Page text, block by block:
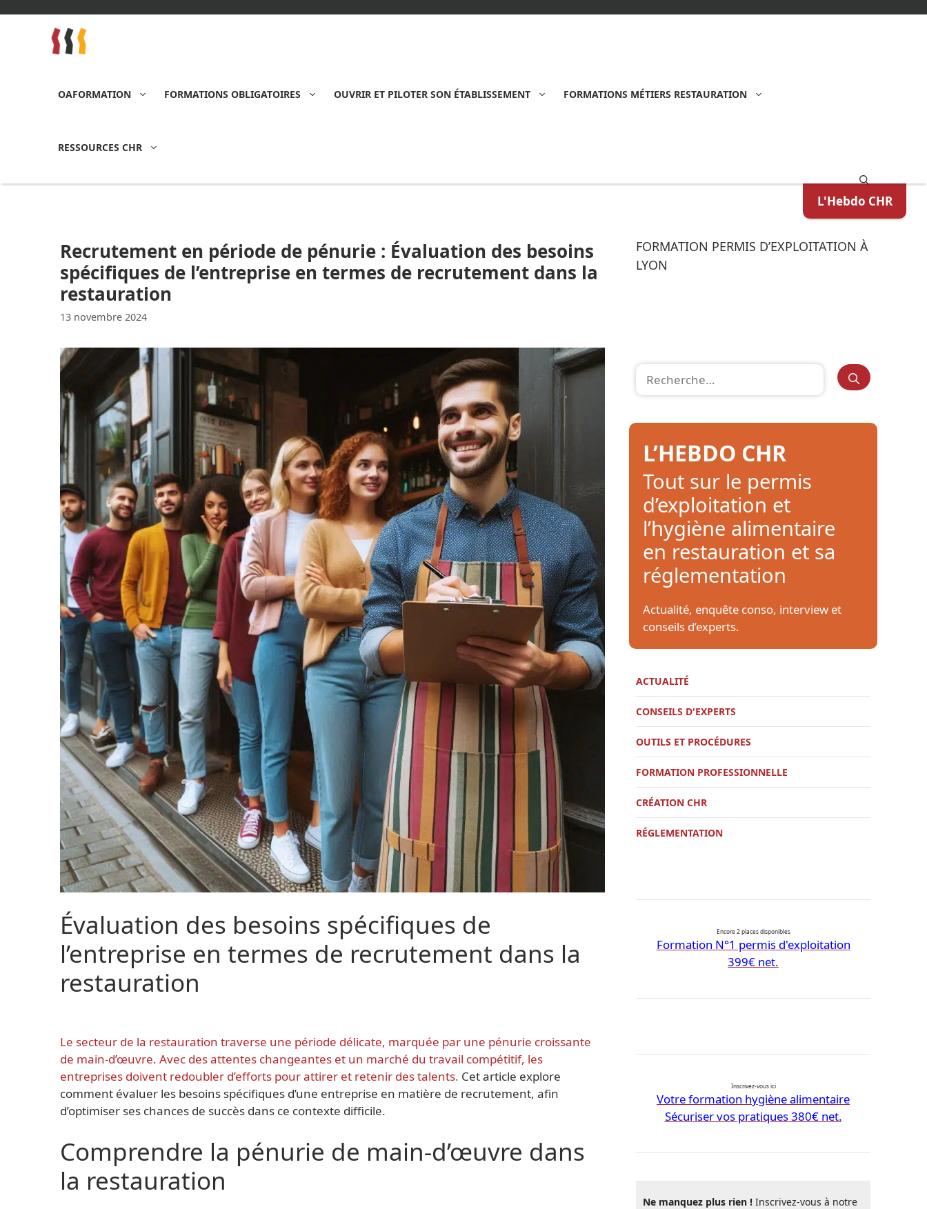
OAFORMATION FORMATIONS OBLIGATOIRES OUVRIR ET PILOTER SON ÉTABLISSEMENT FORMATIONS MÉTIERS RESTAURATION
RESSOURCES CHR
L'Hebdo CHR
Recrutement en période de pénurie : Évaluation des besoins
spécifiques de l’entreprise en termes de recrutement dans la
restauration
13 novembre 2024
Évaluation des besoins spécifiques de
l’entreprise en termes de recrutement dans la
restauration
Le secteur de la restauration traverse une période délicate, marquée par une pénurie croissante
de main-d’œuvre. Avec des attentes changeantes et un marché du travail compétitif, les
entreprises doivent redoubler d’efforts pour attirer et retenir des talents. Cet article explore
comment évaluer les besoins spécifiques d’une entreprise en matière de recrutement, afin
d’optimiser ses chances de succès dans ce contexte difficile.
Comprendre la pénurie de main-d’œuvre dans
la restauration
FORMATION PERMIS D’EXPLOITATION À
LYON
L’HEBDO CHR
Tout sur le permis
d’exploitation et
l’hygiène alimentaire
en restauration et sa
réglementation
Actualité, enquête conso, interview et
conseils d’experts.
ACTUALITÉ
CONSEILS D'EXPERTS
OUTILS ET PROCÉDURES
FORMATION PROFESSIONNELLE
CRÉATION CHR
RÉGLEMENTATION
Encore 2 places disponibles
Formation N°1 permis d'exploitation
399€ net.
Inscrivez-vous ici
Votre formation hygiène alimentaire
Sécuriser vos pratiques 380€ net.
Ne manquez plus rien ! Inscrivez-vous à notre